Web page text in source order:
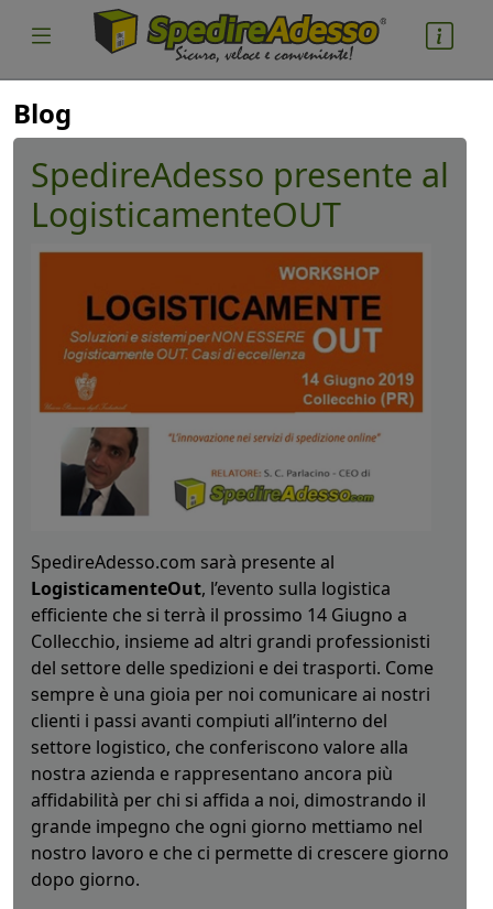
Blog
SpedireAdesso presente al
LogisticamenteOUT
SpedireAdesso.com sarà presente al
LogisticamenteOut, l’evento sulla logistica
efficiente che si terrà il prossimo 14 Giugno a
Collecchio, insieme ad altri grandi professionisti
del settore delle spedizioni e dei trasporti. Come
sempre è una gioia per noi comunicare ai nostri
clienti i passi avanti compiuti all’interno del
settore logistico, che conferiscono valore alla
nostra azienda e rappresentano ancora più
affidabilità per chi si affida a noi, dimostrando il
grande impegno che ogni giorno mettiamo nel
nostro lavoro e che ci permette di crescere giorno
dopo giorno.